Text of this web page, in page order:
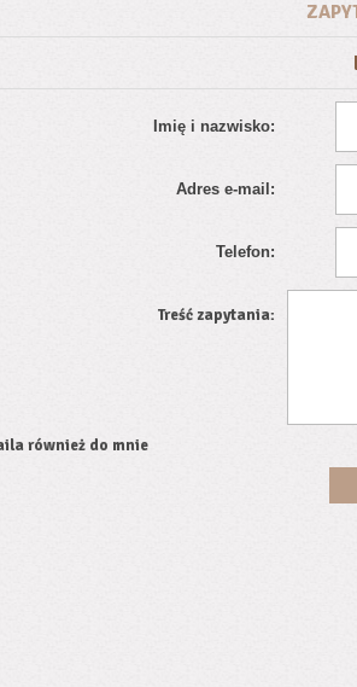
Imię i nazwisko:
Adres e-mail:
Telefon:
Treść zapytania:
również do mnie